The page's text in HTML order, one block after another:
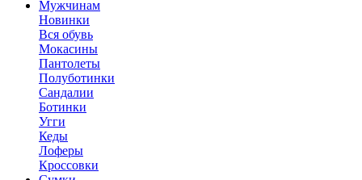
Мужчинам
Новинки
Вся обувь
Мокасины
Пантолеты
Полуботинки
Сандалии
Ботинки
Угги
Кеды
Лоферы
Кроссовки